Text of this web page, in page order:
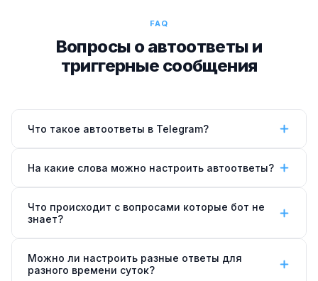
FAQ
Вопросы о автоответы и
триггерные сообщения
Что такое автоответы в Telegram?
при определённых условиях: ключевое слово,
команда /start, запрос в нерабочее время. Клиент
получает ответ мгновенно без участия менеджера.
На какие слова можно настроить автоответы?
«адрес», «работаете ли в выходные» —
Что происходит с вопросами которые бот не
знает?
переключает на менеджера и уведомляет его в
Можно ли настроить разные ответы для
разного времени суток?